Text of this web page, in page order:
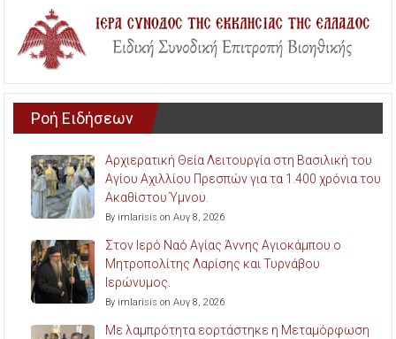
Ροή Ειδήσεων
Αρχιερατική Θεία Λειτουργία στη Βασιλική του
Αγίου Αχιλλίου Πρεσπών για τα 1.400 χρόνια του
Ακαθίστου Ύμνου.
By imlarisis on Αυγ 8, 2026
Στον Ιερό Ναό Αγίας Άννης Αγιοκάμπου ο
Μητροπολίτης Λαρίσης και Τυρνάβου
Ιερώνυμος.
By imlarisis on Αυγ 8, 2026
Με λαμπρότητα εορτάστηκε η Μεταμόρφωση